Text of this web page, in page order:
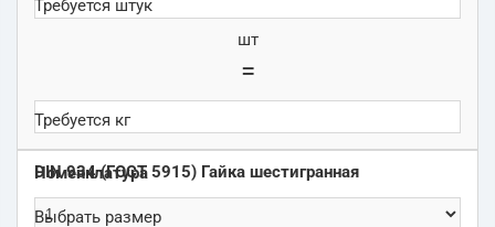
шт
=
DIN 934 (ГОСТ 5915) Гайка шестигранная